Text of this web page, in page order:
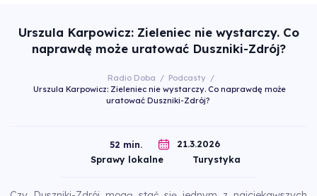
Urszula Karpowicz: Zieleniec nie wystarczy. Co
naprawdę może uratować Duszniki-Zdrój?
Radio Doba / Podcasty /
Urszula Karpowicz: Zieleniec nie wystarczy. Co naprawdę może
uratować Duszniki-Zdrój?
52 min.
21.3.2026
Sprawy lokalne
Turystyka